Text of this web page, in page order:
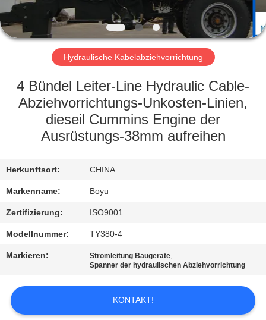
UNS
FABRIK-
AUSFLUG
QUALITÄTSKONTROLLE
TRETEN
MIT
UNS
IN
VERBINDUNG
NACHRICHTEN
FORDERN
Hydraulische Kabelabziehvorrichtung
4 Bündel Leiter-Line Hydraulic Cable-
Abziehvorrichtungs-Unkosten-Linien,
dieseil Cummins Engine der
Ausrüstungs-38mm aufreihen
Herkunftsort: CHINA
Markenname: Boyu
Zertifizierung: ISO9001
Modellnummer: TY380-4
Markieren: Stromleitung Baugeräte,
Spanner der hydraulischen Abziehvorrichtung
KONTAKT!